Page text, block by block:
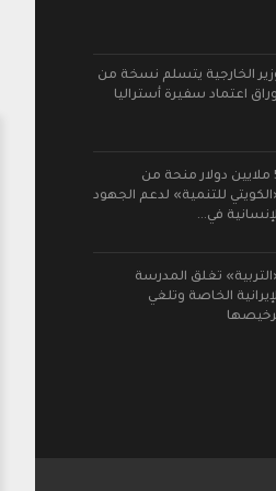
الخارجية يتسلم نسخة من
اعتماد سفيرة أستراليا
5 ملايين دولار منحة من
للتنمية» لدعم الجهود
في…
تغلق المدرسة
الخاصة وتلغي